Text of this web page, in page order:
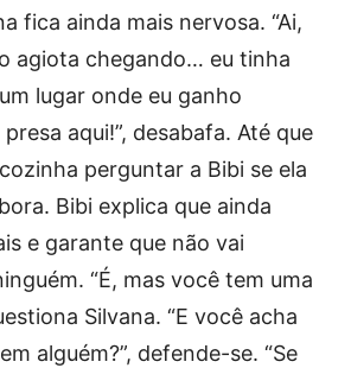
fica ainda mais nervosa. “Ai,
agiota chegando… eu tinha
lugar onde eu ganho
aqui!”, desabafa. Até que
perguntar a Bibi se ela
Bibi explica que ainda
e garante que não vai
“É, mas você tem uma
Silvana. “E você acha
alguém?”, defende-se. “Se